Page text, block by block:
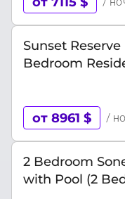
Sunset
Bedroom
от 8961 $ /
2 Bedroom
with Pool (2